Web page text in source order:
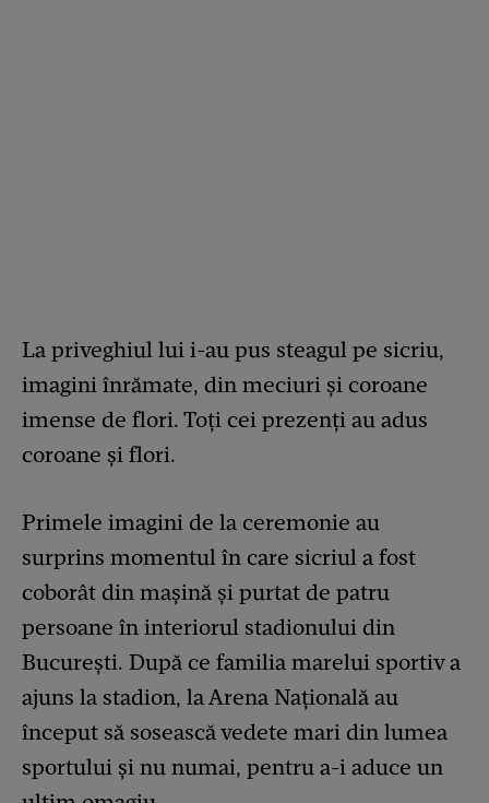
La priveghiul lui i-au pus steagul pe sicriu,
imagini înrămate, din meciuri și coroane
imense de flori. Toți cei prezenți au adus
coroane și flori.
Primele imagini de la ceremonie au
surprins momentul în care sicriul a fost
coborât din mașină și purtat de patru
persoane în interiorul stadionului din
București. După ce familia marelui sportiv a
ajuns la stadion, la Arena Națională au
început să sosească vedete mari din lumea
sportului și nu numai, pentru a-i aduce un